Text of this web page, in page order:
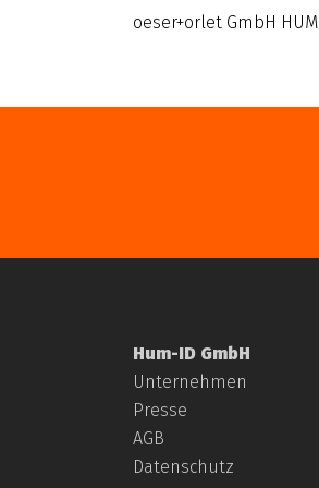
oeser+orlet GmbH
Hum-ID GmbH
Unternehmen
Presse
AGB
Datenschutz